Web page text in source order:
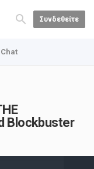
Συνδεθείτε
Blockbuster